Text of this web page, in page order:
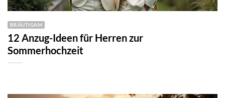
BRÄUTIGAM
12 Anzug-Ideen für Herren zur
Sommerhochzeit